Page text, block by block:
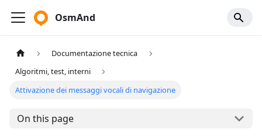
OsmAnd
Documentazione tecnica
Algoritmi, test, interni
Attivazione dei messaggi vocali di navigazione
On this page